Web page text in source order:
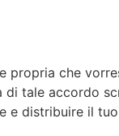
propria che
tale accordo
e distribuire il